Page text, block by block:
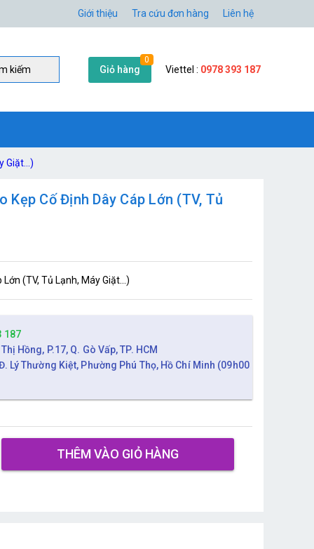
Giới thiệu Tra cứu đơn hàng Liên hệ
kiếm Giỏ hàng
0
Viettel : 0978 393 187
Giặt...)
Kẹp Cố Định Dây Cáp Lớn (TV, Tủ
(TV, Tủ Lạnh, Máy Giặt...)
187
Hồng, P.17, Q. Gò Vấp, TP. HCM
Lý Thường Kiệt, Phường Phú Thọ, Hồ Chí Minh (09h00
THÊM VÀO GIỎ HÀNG